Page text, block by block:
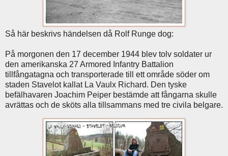
Så här beskrivs händelsen då Rolf Runge dog:
På morgonen den 17 december 1944 blev tolv soldater ur
den amerikanska 27 Armored Infantry Battalion
tillfångatagna och transporterade till ett område söder om
staden Stavelot kallat La Vaulx Richard. Den tyske
befälhavaren Joachim Peiper bestämde att fångarna skulle
avrättas och de sköts alla tillsammans med tre civila belgare.